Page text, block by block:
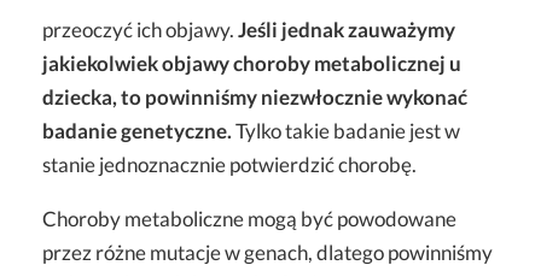
przeoczyć ich objawy.Jeśli jednak zauważymy
jakiekolwiek objawy choroby metabolicznej u
dziecka, to powinniśmy niezwłocznie wykonać
badanie genetyczne.Tylko takie badanie jest w
stanie jednoznacznie potwierdzić chorobę.
Choroby metaboliczne mogą być powodowane
przez różne mutacje w genach, dlatego powinniśmy